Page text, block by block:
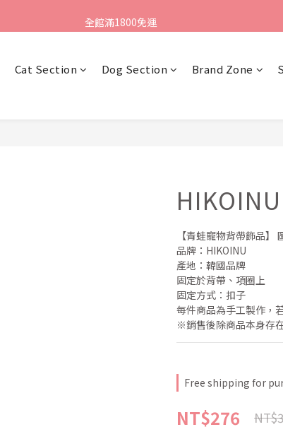
新朋友領購物金$100 點我去領▸
全館滿1800免運
Cat Section Dog Section Brand Zone
【青蛙寵物背帶飾品
品牌：HIKOINU
產地：韓國品牌
固定於背帶、項圈上
固定方式：扣子
每件商品為手工製作，
※銷售後除商品本身存
Free shipping for
NT$276